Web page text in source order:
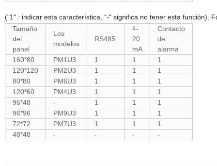
("1" : indicar esta característica, "-" significa no tener esta función).
Tamaño
del
panel
Los
modelos
RS485.
4-
20
mA
Contacto
de
alarma
160*80
PM1U3 1 1
1
120*120
PM2U3 1 1
1
80*80
PM6U3 1 1
1
120*60
PM4U3 1 1
1
96*48
- 1 1
1
96*96
PM9U3 1 1
1
72*72
PM7U3 1 1
1
48*48
- - - -